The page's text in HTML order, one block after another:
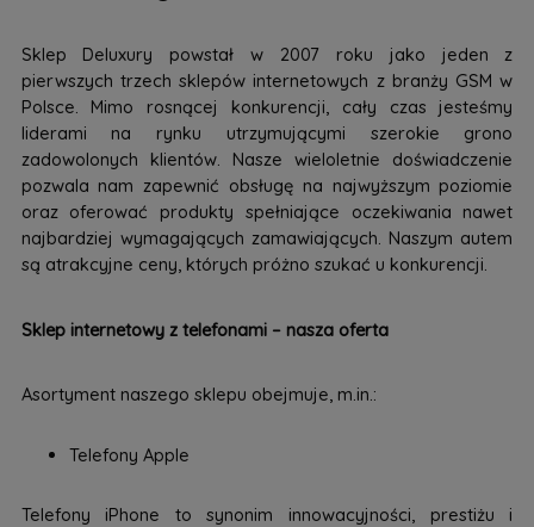
Sklep Deluxury powstał w 2007 roku jako jeden z
pierwszych trzech sklepów internetowych z branży GSM w
Polsce. Mimo rosnącej konkurencji, cały czas jesteśmy
liderami na rynku utrzymującymi szerokie grono
zadowolonych klientów. Nasze wieloletnie doświadczenie
pozwala nam zapewnić obsługę na najwyższym poziomie
oraz oferować produkty spełniające oczekiwania nawet
najbardziej wymagających zamawiających. Naszym autem
są atrakcyjne ceny, których próżno szukać u konkurencji.
Sklep internetowy z telefonami – nasza oferta
Asortyment naszego sklepu obejmuje, m.in.:
Telefony Apple
Telefony iPhone to synonim innowacyjności, prestiżu i